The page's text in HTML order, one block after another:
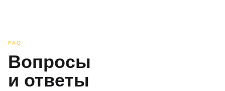
FAQ
Вопросы
и ответы